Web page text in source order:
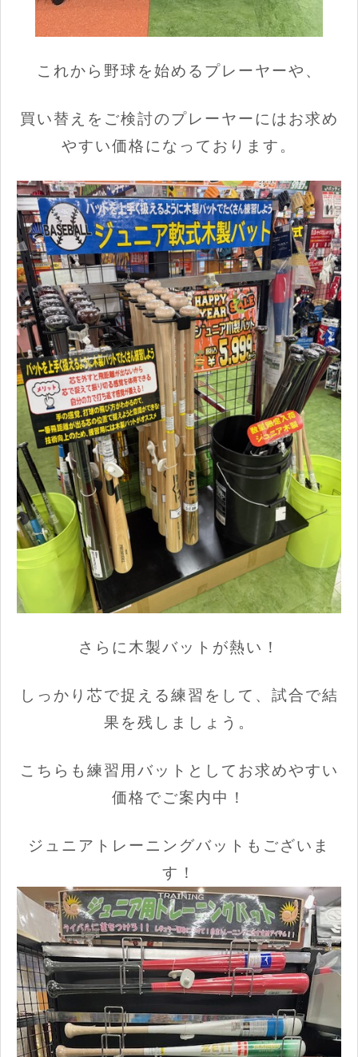
これから野球を始めるプレーヤーや、
買い替えをご検討のプレーヤーにはお求め
やすい価格になっております。
さらに木製バットが熱い！
しっかり芯で捉える練習をして、試合で結
果を残しましょう。
こちらも練習用バットとしてお求めやすい
価格でご案内中！
ジュニアトレーニングバットもございま
す！